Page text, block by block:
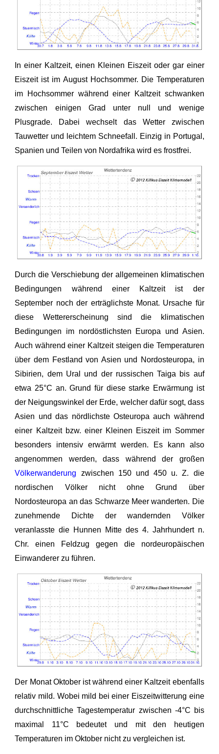
In einer Kaltzeit, einen Kleinen Eiszeit oder gar einer
Eiszeit ist im August Hochsommer. Die Temperaturen
im Hochsommer während einer Kaltzeit schwanken
zwischen einigen Grad unter null und wenige
Plusgrade. Dabei wechselt das Wetter zwischen
Tauwetter und leichtem Schneefall. Einzig in Portugal,
Spanien und Teilen von Nordafrika wird es frostfrei.
Durch die Verschiebung der allgemeinen klimatischen
Bedingungen während einer Kaltzeit ist der
September noch der erträglichste Monat. Ursache für
diese Wettererscheinung sind die klimatischen
Bedingungen im nordöstlichsten Europa und Asien.
Auch während einer Kaltzeit steigen die Temperaturen
über dem Festland von Asien und Nordosteuropa, in
Sibirien, dem Ural und der russischen Taiga bis auf
etwa 25°C an. Grund für diese starke Erwärmung ist
der Neigungswinkel der Erde, welcher dafür sogt, dass
Asien und das nördlichste Osteuropa auch während
einer Kaltzeit bzw. einer Kleinen Eiszeit im Sommer
besonders intensiv erwärmt werden. Es kann also
angenommen werden, dass während der großen
Völkerwanderung zwischen 150 und 450 u. Z. die
nordischen Völker nicht ohne Grund über
Nordosteuropa an das Schwarze Meer wanderten. Die
zunehmende Dichte der wandernden Völker
veranlasste die Hunnen Mitte des 4. Jahrhundert n.
Chr. einen Feldzug gegen die nordeuropäischen
Einwanderer zu führen.
Der Monat Oktober ist während einer Kaltzeit ebenfalls
relativ mild. Wobei mild bei einer Eiszeitwitterung eine
durchschnittliche Tagestemperatur zwischen -4°C bis
maximal 11°C bedeutet und mit den heutigen
Temperaturen im Oktober nicht zu vergleichen ist.